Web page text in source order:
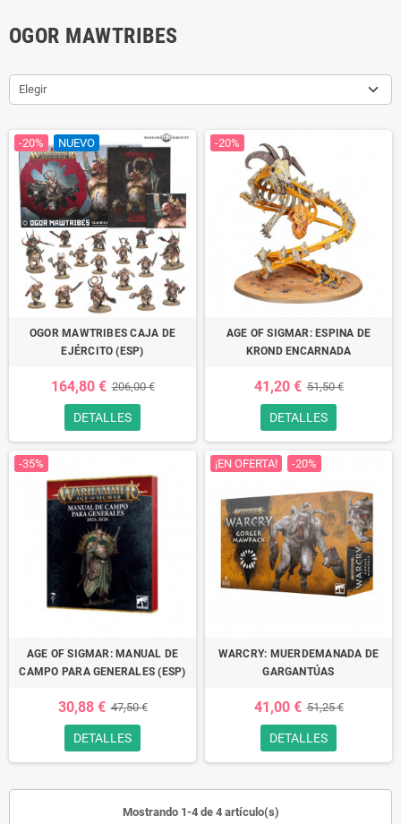
OGOR MAWTRIBES
Elegir
-20% NUEVO
OGOR MAWTRIBES CAJA DE
EJÉRCITO (ESP)
164,80 € 206,00 €
DETALLES
-20%
AGE OF SIGMAR: ESPINA DE
KROND ENCARNADA
41,20 € 51,50 €
DETALLES
-35%
AGE OF SIGMAR: MANUAL DE
CAMPO PARA GENERALES (ESP)
30,88 € 47,50 €
DETALLES
¡EN OFERTA! -20%
WARCRY: MUERDEMANADA DE
GARGANTÚAS
41,00 € 51,25 €
DETALLES
Mostrando 1-4 de 4 artículo(s)